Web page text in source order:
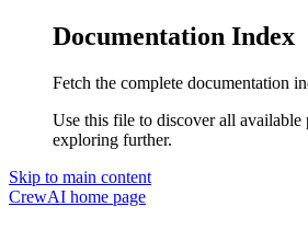
Documentation Index
Fetch the complete documentation
Use this file to discover all available
exploring further.
Skip to main content
CrewAI home page